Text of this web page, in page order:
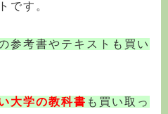
です。
参考書やテキストも買い
大学の教科書 も買い取っ